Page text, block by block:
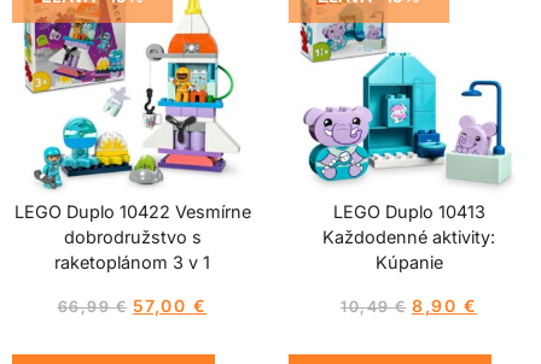
LEGO Duplo 10422 Vesmírne
dobrodružstvo s
raketoplánom 3 v 1
66,99€ 57,00 €
LEGO Duplo 10413
Každodenné aktivity:
Kúpanie
10,49€ 8,90 €